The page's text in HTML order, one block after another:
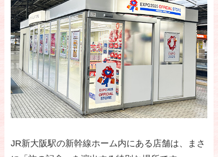
JR新大阪駅の新幹線ホーム内にある店舗は、まさ